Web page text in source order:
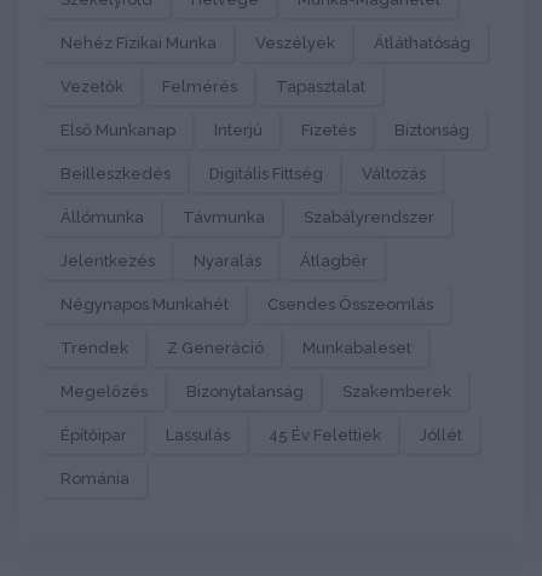
Nehéz Fizikai Munka Veszélyek Átláthatóság
Vezetők Felmérés Tapasztalat
Első Munkanap Interjú Fizetés Biztonság
Beilleszkedés Digitális Fittség Változás
Állómunka Távmunka Szabályrendszer
Jelentkezés Nyaralás Átlagbér
Négynapos Munkahét Csendes Összeomlás
Trendek Z Generáció Munkabaleset
Megelőzés Bizonytalanság Szakemberek
Építőipar Lassulás 45 Év Felettiek Jóllét
Románia